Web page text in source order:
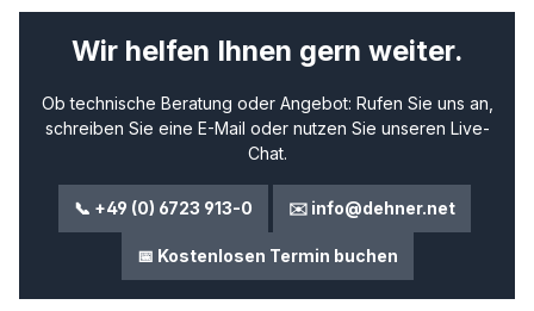
Wir helfen Ihnen gern weiter.
Ob technische Beratung oder Angebot: Rufen Sie uns an,
schreiben Sie eine E-Mail oder nutzen Sie unseren Live-
Chat.
📞 +49 (0) 6723 913-0 ✉️ info@dehner.net
📅 Kostenlosen Termin buchen